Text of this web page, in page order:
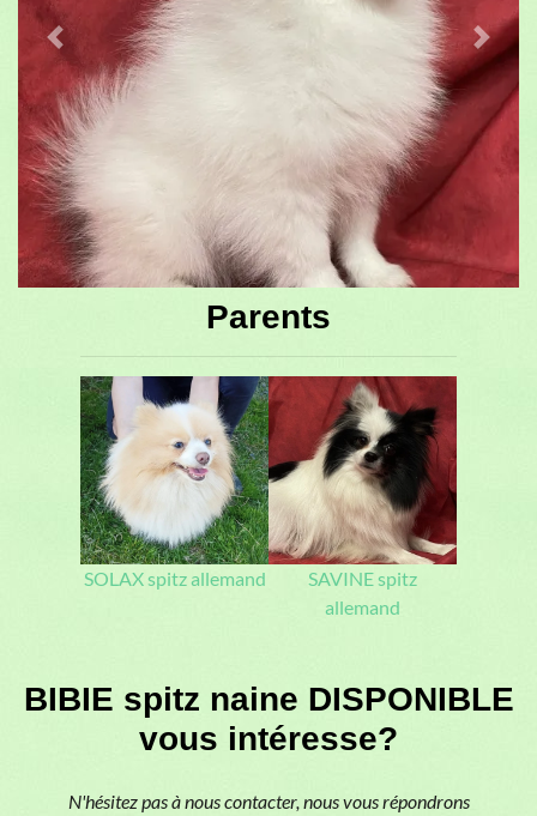
Previous Next
Parents
SOLAX spitz allemand
SAVINE spitz
allemand
BIBIE spitz naine DISPONIBLE
vous intéresse?
N'hésitez pas à nous contacter, nous vous répondrons